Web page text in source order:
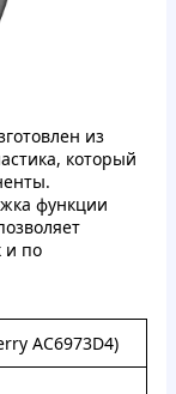
из
который
функции
и по
AC6973D4)